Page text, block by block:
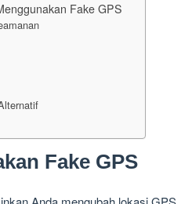
Fake GPS
Fake GPS